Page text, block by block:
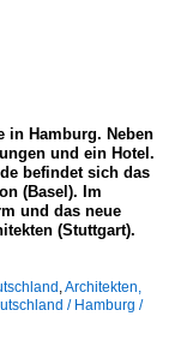
in Hamburg. Neben
und ein Hotel.
befindet sich das
(Basel). Im
und das neue
(Stuttgart).
,Architekten,
/ Hamburg /